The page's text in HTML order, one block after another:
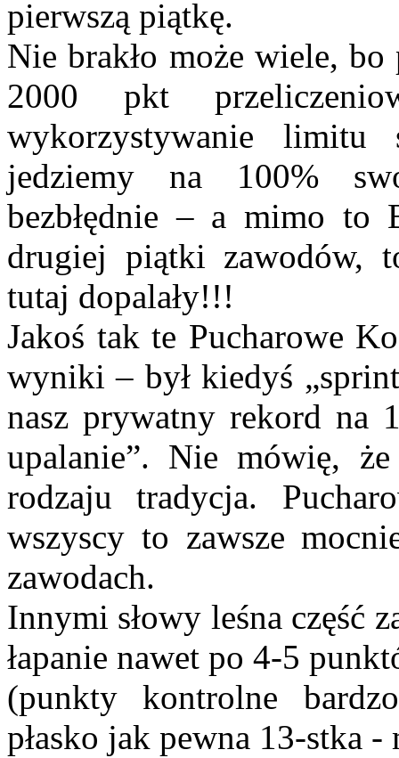
pierwszą piątkę.
Nie brakło może wiele,
2000 pkt
wykorzystywanie
jedziemy na 100%
bezbłędnie – a mimo to
drugiej piątki zawodów,
tutaj dopalały!!!
Jakoś tak te Pucharowe
wyniki – był kiedyś
nasz prywatny rekord na
upalanie”. Nie mówię,
rodzaju tradycja.
wszyscy to zawsze
zawodach.
Innymi słowy leśna część
łapanie nawet po 4-5
(punkty kontrolne
płasko jak pewna 13-stka